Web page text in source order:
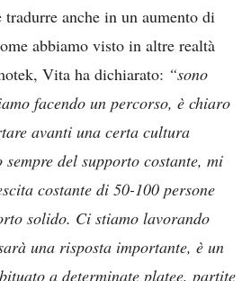
tradurre anche in un aumento di
abbiamo visto in altre realtà
Vita ha dichiarato: “sono
facendo un percorso, è chiaro
avanti una certa cultura
del supporto costante, mi
costante di 50-100 persone
solido. Ci stiamo lavorando
una risposta importante, è un
a determinate platee, partite